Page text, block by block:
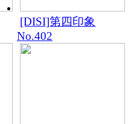
[DISI]第四印象
No.402